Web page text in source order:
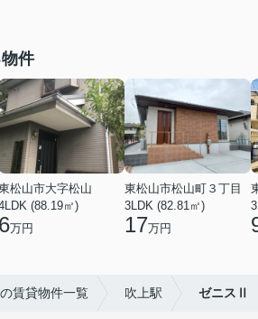
件
松山市大字松山
(88.19㎡)
6万円
東松山市松山町３丁目
3LDK (82.81㎡)
17万円
賃貸物件一覧 吹上駅 ゼニスⅡ